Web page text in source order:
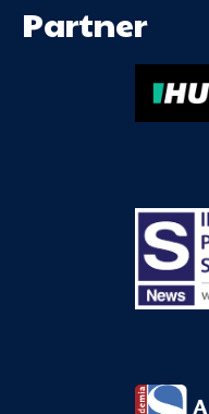
Partner